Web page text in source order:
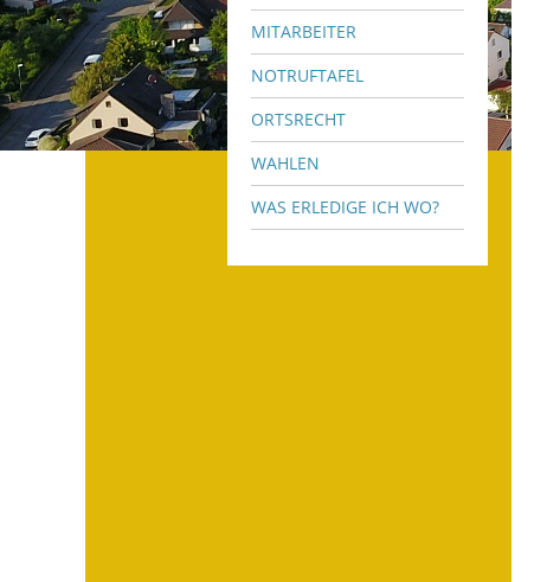
MITARBEITER
NOTRUFTAFEL
ORTSRECHT
WAHLEN
WAS ERLEDIGE ICH WO?